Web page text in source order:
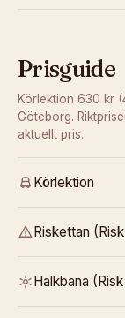
Prisguide
Körlektion 630 kr
Göteborg.
aktuellt pris.
Körlektion
Riskettan (Risk
Halkbana